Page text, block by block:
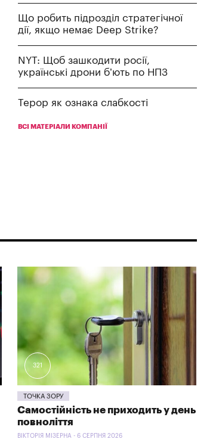
Що робить підрозділ стратегічної
дії, якщо немає Deep Strike?
NYT: Щоб зашкодити росії,
українські дрони б’ють по НПЗ
Терор як ознака слабкості
ВСІ МАТЕРІАЛИ КОМПАНІЇ
321
ТОЧКА ЗОРУ
Самостійність не приходить у день
повноліття
ВІКТОРІЯ МІЗЕРНА - 6 СЕРПНЯ 2026